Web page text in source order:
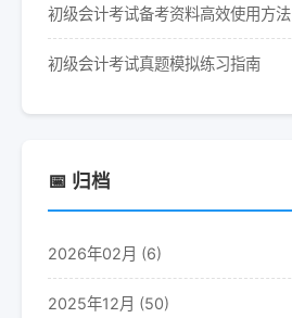
初级会计考试备考资料高效使用方法
初级会计考试真题模拟练习指南
📅 归档
2026年02月 (6)
2025年12月 (50)